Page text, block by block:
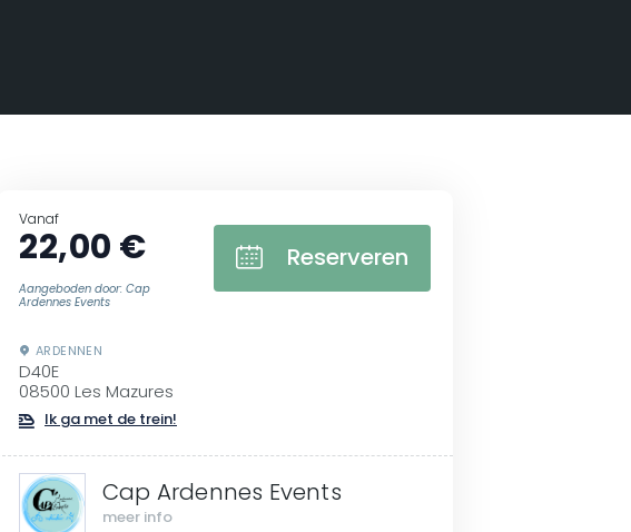
Vanaf
22,00 €
Aangeboden door: Cap
Ardennes Events
Reserveren
ARDENNEN
D40E
08500 Les Mazures
Ik ga met de trein!
Cap Ardennes Events
meer info